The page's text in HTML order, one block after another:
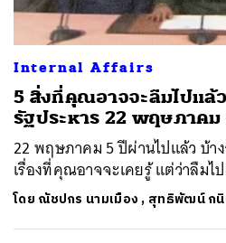
Internal Affairs
5 สิ่งที่คุณอาจจะลืมไปแล้
รัฐประหาร 22 พฤษภาคม
22 พฤษภาคม 5 ปีผ่านไปแล้ว บ้าง
เรื่องที่คุณอาจจะเคยรู้ แต่ว่าลืมไ
โดย ณัชปกร นามเมือง , สุทธิพัฒน์ ก